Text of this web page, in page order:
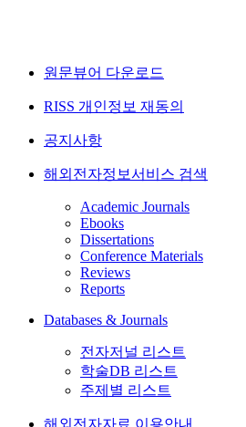
원문뷰어 다운로드
RISS 개인정보 재동의
공지사항
해외전자정보서비스 검색
Academic Journals
Ebooks
Dissertations
Conference Materials
Reviews
Reports
Databases & Journals
전자저널 리스트
학술DB 리스트
주제별 리스트
해외전자자료 이용안내